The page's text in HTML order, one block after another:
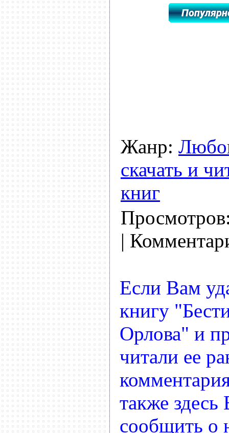
Жанр:
скачать и
книг
|
Если Вам
книгу
Орлова" и
читали ее
также
сообщить о